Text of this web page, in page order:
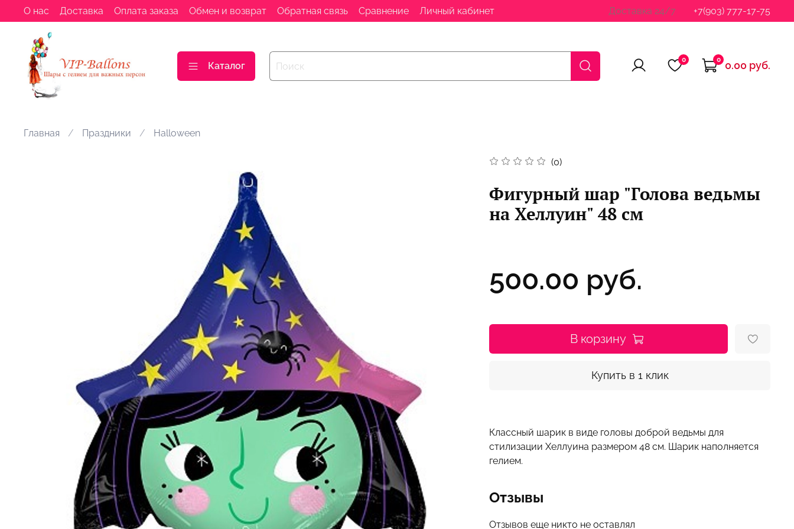
О нас Доставка Оплата заказа Обмен и возврат Обратная связь Сравнение Личный кабинет Доставка 24/7 +7(903) 777-17-75
Каталог
0 0 0.00 руб.
Главная Праздники Halloween
(0)
Фигурный шар "Голова ведьмы
на Хеллуин" 48 см
500.00 руб.
В корзину
Купить в 1 клик
Классный шарик в виде головы доброй ведьмы для
стилизации Хеллуина размером 48 см. Шарик наполняется
гелием.
Отзывы
Отзывов еще никто не оставлял